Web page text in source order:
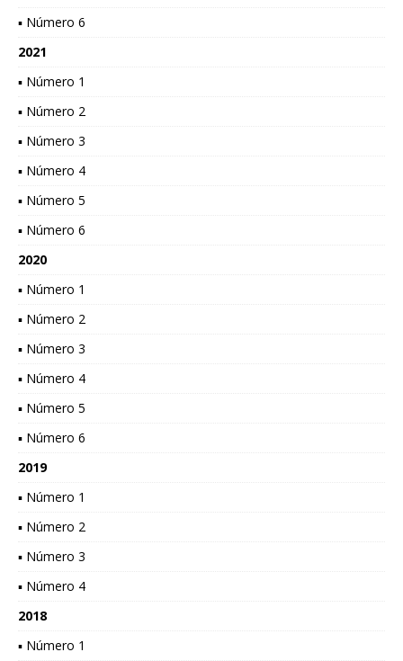
▪ Número 6
2021
▪ Número 1
▪ Número 2
▪ Número 3
▪ Número 4
▪ Número 5
▪ Número 6
2020
▪ Número 1
▪ Número 2
▪ Número 3
▪ Número 4
▪ Número 5
▪ Número 6
2019
▪ Número 1
▪ Número 2
▪ Número 3
▪ Número 4
2018
▪ Número 1